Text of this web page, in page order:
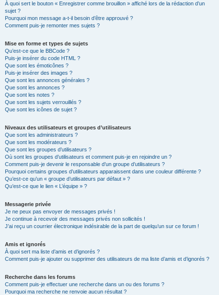
À quoi sert le bouton « Enregistrer comme brouillon » affiché lors de la rédaction d’un
sujet ?
Pourquoi mon message a-t-il besoin d’être approuvé ?
Comment puis-je remonter mes sujets ?
Mise en forme et types de sujets
Qu’est-ce que le BBCode ?
Puis-je insérer du code HTML ?
Que sont les émoticônes ?
Puis-je insérer des images ?
Que sont les annonces générales ?
Que sont les annonces ?
Que sont les notes ?
Que sont les sujets verrouillés ?
Que sont les icônes de sujet ?
Niveaux des utilisateurs et groupes d’utilisateurs
Que sont les administrateurs ?
Que sont les modérateurs ?
Que sont les groupes d’utilisateurs ?
Où sont les groupes d’utilisateurs et comment puis-je en rejoindre un ?
Comment puis-je devenir le responsable d’un groupe d’utilisateurs ?
Pourquoi certains groupes d’utilisateurs apparaissent dans une couleur différente ?
Qu’est-ce qu’un « groupe d’utilisateurs par défaut » ?
Qu’est-ce que le lien « L’équipe » ?
Messagerie privée
Je ne peux pas envoyer de messages privés !
Je continue à recevoir des messages privés non sollicités !
J’ai reçu un courrier électronique indésirable de la part de quelqu’un sur ce forum !
Amis et ignorés
À quoi sert ma liste d’amis et d’ignorés ?
Comment puis-je ajouter ou supprimer des utilisateurs de ma liste d’amis et d’ignorés ?
Recherche dans les forums
Comment puis-je effectuer une recherche dans un ou des forums ?
Pourquoi ma recherche ne renvoie aucun résultat ?